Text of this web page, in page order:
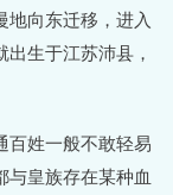
地向东迁移，进入
生于江苏沛县，
百姓一般不敢轻易
与皇族存在某种血